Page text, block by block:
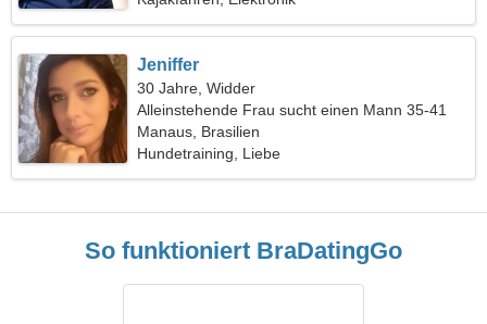
Jeniffer
30 Jahre, Widder
Alleinstehende Frau sucht einen Mann 35-41
Manaus, Brasilien
Hundetraining, Liebe
So funktioniert BraDatingGo